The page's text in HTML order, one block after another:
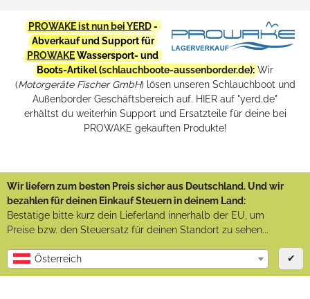
PROWAKE ist nun bei YERD-
Abverkauf und Support für
PROWAKEWassersport- und
Boots-Artikel (schlauchboote-aussenborder.de): Wir
(Motorgeräte Fischer GmbH) lösen unseren Schlauchboot und
Außenborder Geschäftsbereich auf. HIER auf "yerd.de"
erhältst du weiterhin Support und Ersatzteile für deine bei
PROWAKE gekauften Produkte!
Wir liefern zum besten Preis sicher aus Deutschland. Und wir
bezahlen für deinen Einkauf Steuern in deinem Land:
Bestätige bitte kurz dein Lieferland innerhalb der EU, um
Preise bzw. den Steuersatz für deinen Standort zu sehen...
Österreich ✔